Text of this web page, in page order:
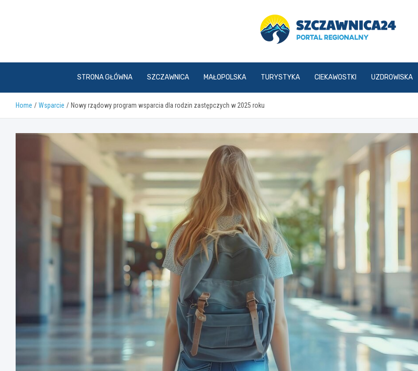
szczawnica24.pl
STRONA GŁÓWNA SZCZAWNICA MAŁOPOLSKA TURYSTYKA CIEKAWOSTKI UZDROWISKA
Home Wsparcie Nowy rządowy program wsparcia dla rodzin zastępczych w 2025 roku